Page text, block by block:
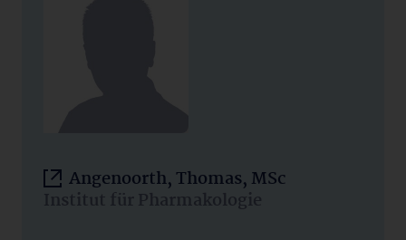
Angenoorth, Thomas, MSc
Institut für Pharmakologie